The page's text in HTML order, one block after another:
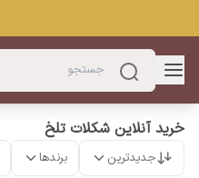
خرید آنلاین شکلات تلخ
جدیدترین برندها